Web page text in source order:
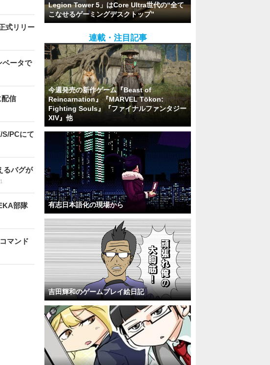
式リリー
ータで
信
S/PCにて
るバグが
部隊
マンド
Legion Tower 5」はCore Ultra世代の“全て
こなせるゲーミングデスクトップ”
連載・注目記事
今週発売の新作ゲーム『Beast of
Reincarnation』『MARVEL Tōkon:
Fighting Souls』『ファイナルファンタジー
XIV』他
有志日本語化の現場から
吉田輝和のゲームプレイ絵日記